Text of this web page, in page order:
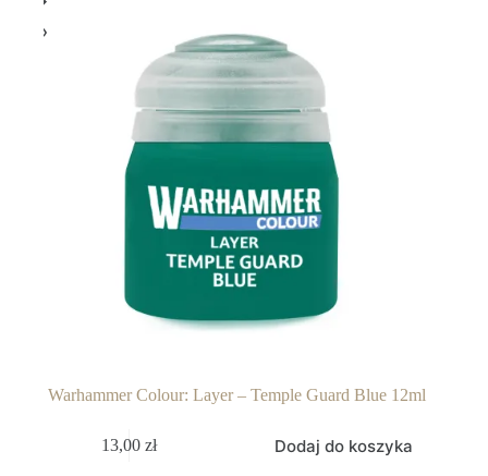
Warhammer Colour: Layer – Temple Guard Blue 12ml
13,00zł Dodaj do koszyka